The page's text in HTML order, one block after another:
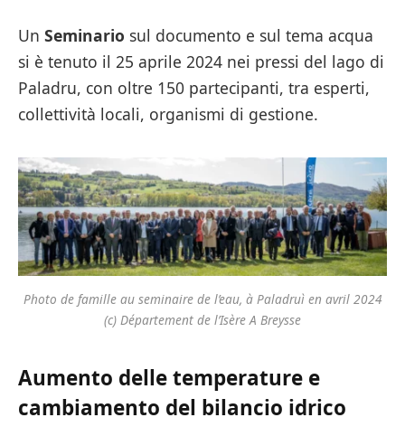
Un Seminario sul documento e sul tema acqua
si è tenuto il 25 aprile 2024 nei pressi del lago di
Paladru, con oltre 150 partecipanti, tra esperti,
collettività locali, organismi di gestione.
Photo de famille au seminaire de l’eau, à Paladruì en avril 2024
(c) Département de l’Isère A Breysse
Aumento delle temperature e
cambiamento del bilancio idrico